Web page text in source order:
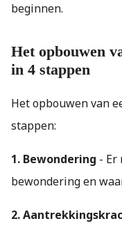
beginnen.
Het opbouwen
in 4 stappen
Het opbouwen van
stappen:
1. Bewondering - Er
bewondering en
2.